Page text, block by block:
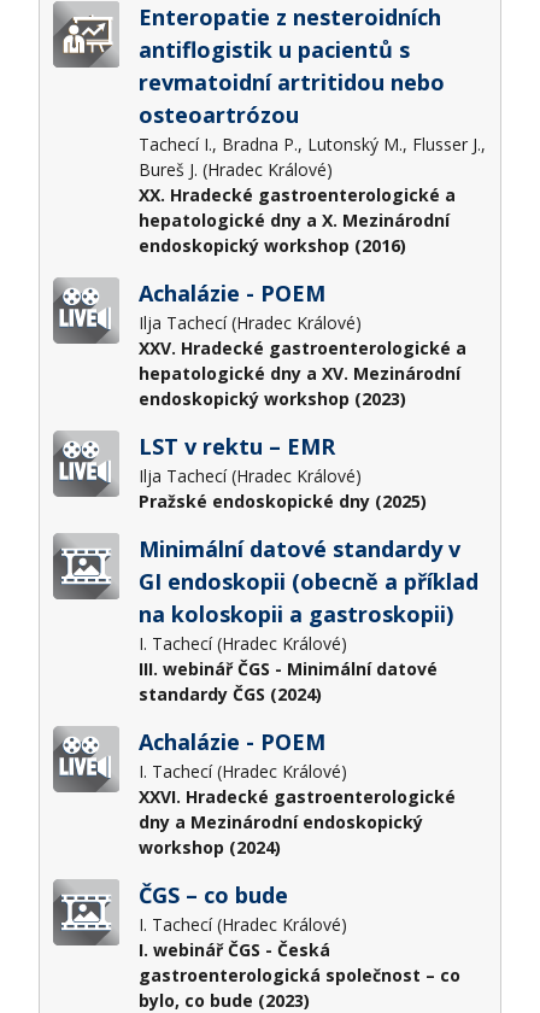
Enteropatie z nesteroidních
antiflogistik u pacientů s
revmatoidní artritidou nebo
osteoartrózou
Tachecí I., Bradna P., Lutonský M., Flusser J.,
Bureš J. (Hradec Králové)
XX. Hradecké gastroenterologické a
hepatologické dny a X. Mezinárodní
endoskopický workshop (2016)
Achalázie - POEM
Ilja Tachecí (Hradec Králové)
XXV. Hradecké gastroenterologické a
hepatologické dny a XV. Mezinárodní
endoskopický workshop (2023)
LST v rektu – EMR
Ilja Tachecí (Hradec Králové)
Pražské endoskopické dny (2025)
Minimální datové standardy v
GI endoskopii (obecně a příklad
na koloskopii a gastroskopii)
I. Tachecí (Hradec Králové)
III. webinář ČGS - Minimální datové
standardy ČGS (2024)
Achalázie - POEM
I. Tachecí (Hradec Králové)
XXVI. Hradecké gastroenterologické
dny a Mezinárodní endoskopický
workshop (2024)
ČGS – co bude
I. Tachecí (Hradec Králové)
I. webinář ČGS - Česká
gastroenterologická společnost – co
bylo, co bude (2023)